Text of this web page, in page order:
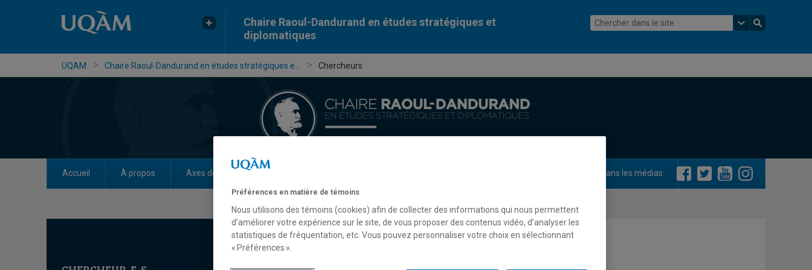
Chaire Raoul-Dandurand en études stratégiques et
diplomatiques
UQAM Chaire Raoul-Dandurand en études stratégiques e... Chercheurs
Accueil À propos Axes de recherche Dans les médias
Préférences en matière de témoins
Nous utilisons des témoins (cookies) afin de collecter des informations qui nous permettent
d’améliorer votre expérience sur le site, de vous proposer des contenus vidéo, d’analyser les
statistiques de fréquentation, etc. Vous pouvez personnaliser votre choix en sélectionnant
« Préférences ».